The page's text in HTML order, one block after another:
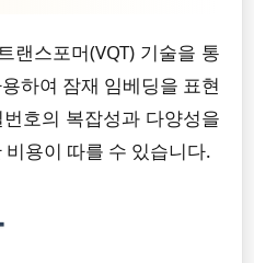
랜스포머(VQT) 기술을 통
하여 잠재 임베딩을 표현
호의 복잡성과 다양성을
용이 따를 수 있습니다.